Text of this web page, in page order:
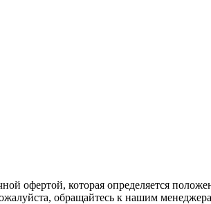
офертой, которая определяется
обращайтесь к нашим